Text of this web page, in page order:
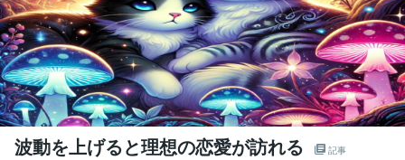
波動を上げると理想の恋愛が訪れる 記事